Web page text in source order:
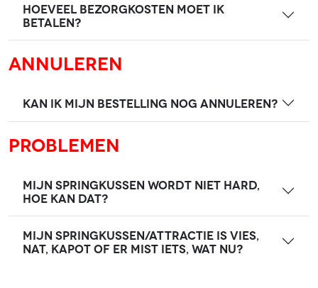
Hoeveel bezorgkosten moet ik
betalen?
Annuleren
Kan ik mijn bestelling nog annuleren?
Problemen
Mijn springkussen wordt niet hard,
hoe kan dat?
Mijn springkussen/attractie is vies,
nat, kapot of er mist iets, wat nu?